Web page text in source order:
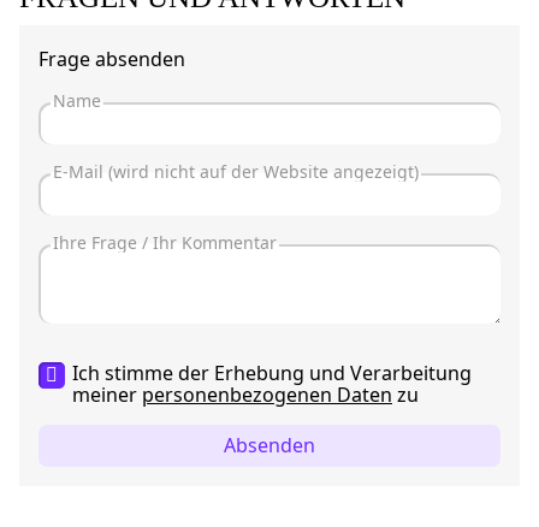
Frage absenden
Ich stimme der Erhebung und Verarbeitung
meiner personenbezogenen Daten zu
Absenden